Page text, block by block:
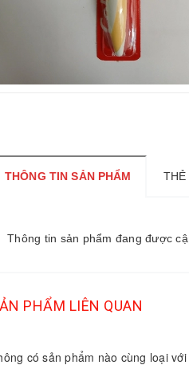
THÔNG TIN SẢN PHẨM THẺ
Thông tin sản phẩm đang được
PHẨM LIÊN QUAN
có sản phẩm nào cùng loại